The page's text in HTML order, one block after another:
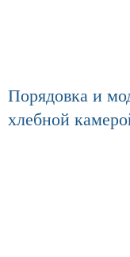
Порядовка и
хлебной